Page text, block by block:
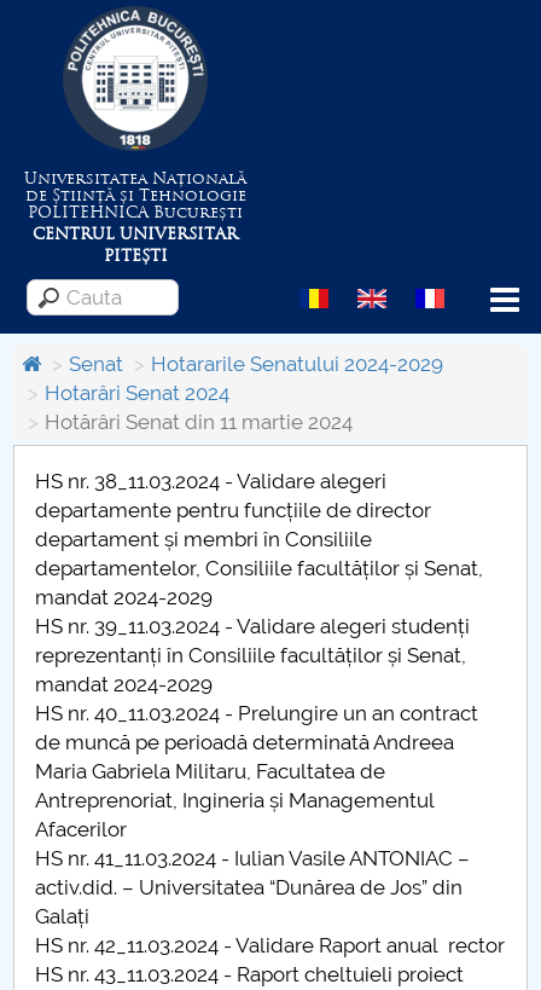
Universitatea Națională
de Știință și Tehnologie
POLITEHNICABucurești
CENTRUL UNIVERSITAR
PITEȘTI
Menu
Despre Universitate
Centrul de Management al Proiectelor
Consiliul de Administratie
Nr. de telefon si adrese Facultăți
Admitere
Români de pretutindeni - ADMITERE
Senat
Facultăți
Studenți
Ghiduri pentru STUDENȚI
Senat
Hotararile Senatului 2024-2029
Hotarâri Senat 2024
Hotărâri Senat din 11 martie 2024
HS nr. 38_11.03.2024 - Validare alegeri
departamente pentru funcțiile de director
departament și membri în Consiliile
departamentelor, Consiliile facultăților și Senat,
mandat 2024-2029
HS nr. 39_11.03.2024 - Validare alegeri studenți
reprezentanți în Consiliile facultăților și Senat,
mandat 2024-2029
HS nr. 40_11.03.2024 - Prelungire un an contract
de muncă pe perioadă determinată Andreea
Maria Gabriela Militaru, Facultatea de
Antreprenoriat, Ingineria și Managementul
Afacerilor
HS nr. 41_11.03.2024 - Iulian Vasile ANTONIAC –
activ.did. – Universitatea “Dunărea de Jos” din
Galați
HS nr. 42_11.03.2024 - Validare Raport anual rector
HS nr. 43_11.03.2024 - Raport cheltuieli proiect